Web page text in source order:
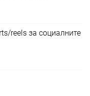
reels за социалните